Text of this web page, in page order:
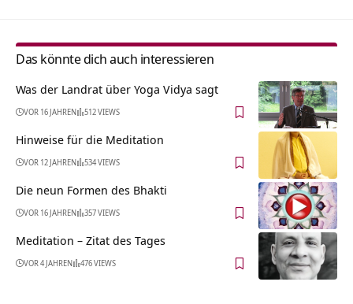
Das könnte dich auch interessieren
Was der Landrat über Yoga Vidya sagt
VOR 16 JAHREN 512 VIEWS
Hinweise für die Meditation
VOR 12 JAHREN 534 VIEWS
Die neun Formen des Bhakti
VOR 16 JAHREN 357 VIEWS
Meditation – Zitat des Tages
VOR 4 JAHREN 476 VIEWS